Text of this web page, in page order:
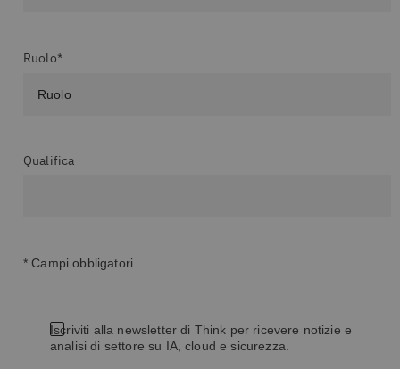
Ruolo*
Qualifica
* Campi obbligatori
Iscriviti alla newsletter di Think per ricevere notizie e
analisi di settore su IA, cloud e sicurezza.